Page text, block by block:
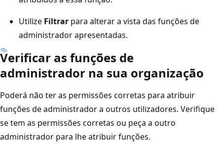
Utilize Filtrar para alterar a vista das funções de
administrador apresentadas.
Verificar as funções de
administrador na sua organização
Poderá não ter as permissões corretas para atribuir
funções de administrador a outros utilizadores. Verifique
se tem as permissões corretas ou peça a outro
administrador para lhe atribuir funções.